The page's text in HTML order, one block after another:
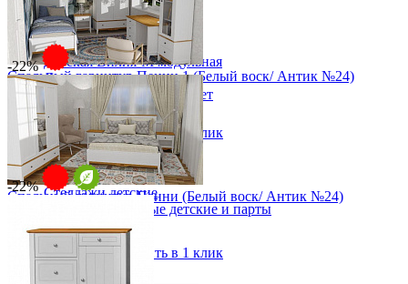
Детская
Двухъярусные кровати
Декор в детскую
Детская Вилия-М модульная
Детские гарнитуры
Детские кровати до 3-х лет
Детские кровати от 3 лет
Комоды классические
Комоды пеленальные
Кровати домики
Полки детские
Стеллажи детские
Столы письменные детские и парты
Тумбы для детей
Шведская стенка
Шкафы детские
Ящики и короба
Спальный гарнитур Пенни 1 (Белый воск/ Антик №24)
от 261 698 ₽
от 335 510 ₽
В корзину Быстро купить в 1 клик
-22%
Спальный гарнитур Пенни (Белый воск/ Антик №24)
от 289 520 ₽
В корзину
Быстро купить в 1 клик
-22%